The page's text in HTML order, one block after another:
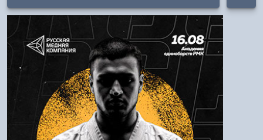
Авторизация
Логин:
Пароль